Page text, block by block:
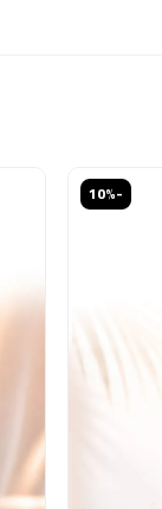
خصم-10%